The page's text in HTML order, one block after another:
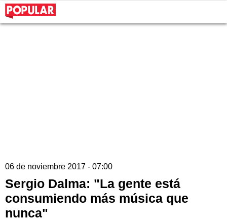
06 de noviembre 2017 - 07:00
Sergio Dalma: "La gente está
consumiendo más música que
nunca"